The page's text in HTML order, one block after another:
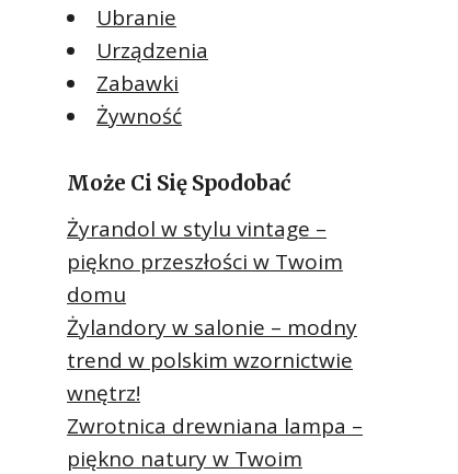
Ubranie
Urządzenia
Zabawki
Żywność
Może Ci Się Spodobać
Żyrandol w stylu vintage –
piękno przeszłości w Twoim
domu
Żylandory w salonie – modny
trend w polskim wzornictwie
wnętrz!
Zwrotnica drewniana lampa –
piękno natury w Twoim